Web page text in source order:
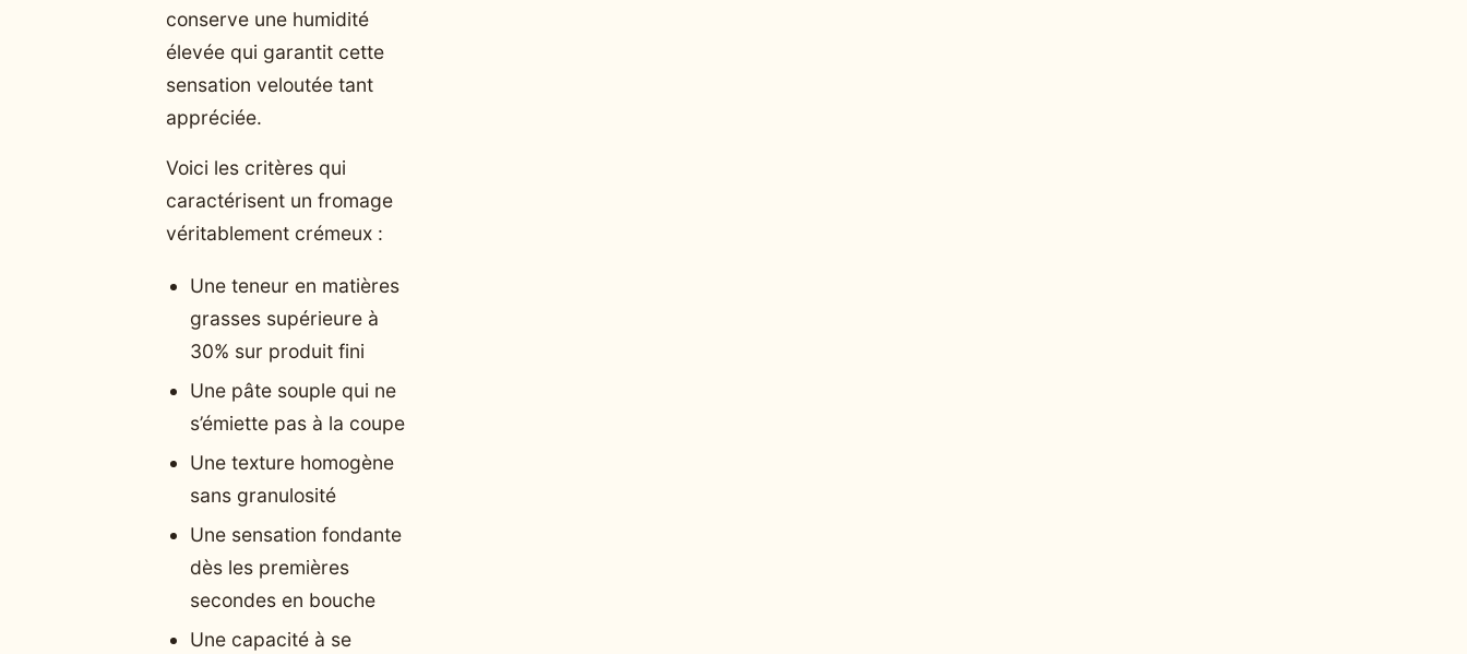
conserve une humidité
élevée qui garantit cette
sensation veloutée tant
appréciée.
Voici les critères qui
caractérisent un fromage
véritablement crémeux :
Une teneur en matières
grasses supérieure à
30% sur produit fini
Une pâte souple qui ne
s’émiette pas à la coupe
Une texture homogène
sans granulosité
Une sensation fondante
dès les premières
secondes en bouche
Une capacité à se